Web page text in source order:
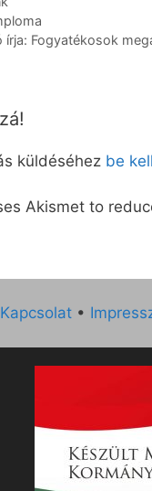
írja: Fogyatékosok
küldéséhez be
Akismet to
Kapcsolat •